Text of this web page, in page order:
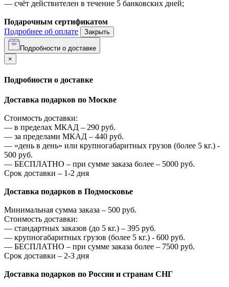
— счёт действителен в течение 5 банковских дней;
Подарочным сертификатом
Подробнее об оплате
Закрыть
Подробности о доставке
×
Подробности о доставке
Доставка подарков по Москве
Стоимость доставки:
— в пределах МКАД – 290 руб.
— за пределами МКАД – 440 руб.
— «день в день» или крупногабаритных грузов (более 5 кг.) -
500 руб.
— БЕСПЛАТНО – при сумме заказа более – 5000 руб.
Срок доставки – 1-2 дня
Доставка подарков в Подмосковье
Минимальная сумма заказа – 500 руб.
Стоимость доставки:
— стандартных заказов (до 5 кг.) – 395 руб.
— крупногабаритных грузов (более 5 кг.) - 600 руб.
— БЕСПЛАТНО – при сумме заказа более – 7500 руб.
Срок доставки – 2-3 дня
Доставка подарков по России и странам СНГ